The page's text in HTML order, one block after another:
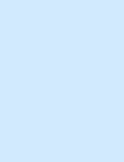
sevenler için